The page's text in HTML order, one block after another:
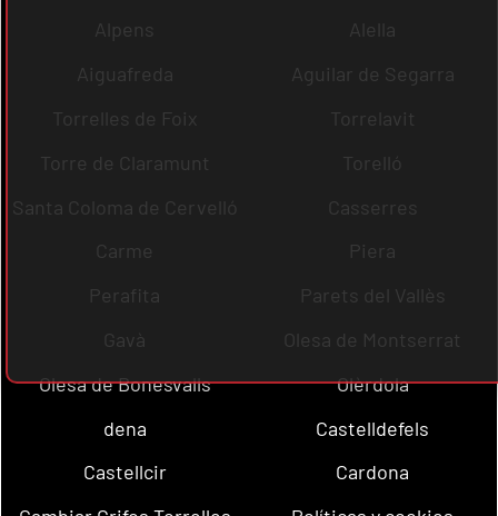
Alpens
Alella
Aiguafreda
Aguilar de Segarra
Torrelles de Foix
Torrelavit
Torre de Claramunt
Torelló
Santa Coloma de Cervelló
Casserres
Carme
Piera
Perafita
Parets del Vallès
Gavà
Olesa de Montserrat
Olesa de Bonesvalls
Olèrdola
dena
Castelldefels
Castellcir
Cardona